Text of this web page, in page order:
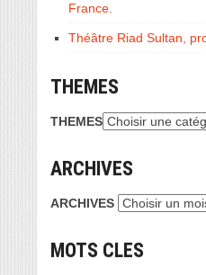
France.
Théâtre Riad Sultan,
THEMES
THEMES
ARCHIVES
ARCHIVES
MOTS CLES